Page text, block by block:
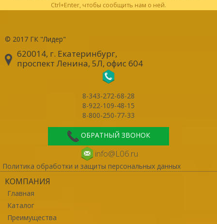
Ctrl+Enter, чтобы сообщить нам о ней.
© 2017 ГК "Лидер"
620014, г. Екатеринбург,
проспект Ленина, 5Л, офис 604
8-343-272-68-28
8-922-109-48-15
8-800-250-77-33
ОБРАТНЫЙ ЗВОНОК
info@L06.ru
Политика обработки и защиты персональных данных
КОМПАНИЯ
Главная
Каталог
Преимущества